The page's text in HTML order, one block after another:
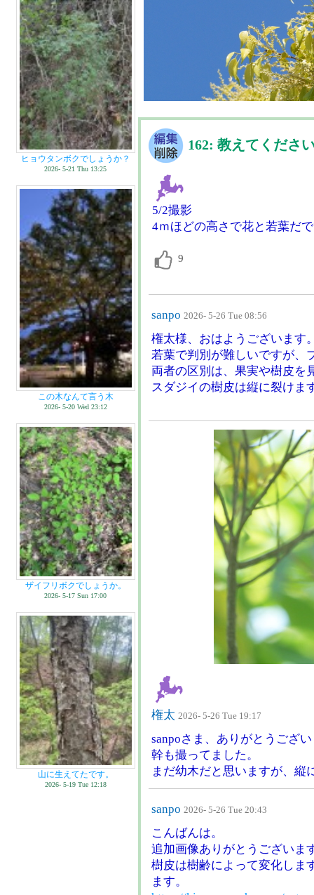
ヒョウタンボクでしょうか？
2026- 5-21 Thu 13:25
この木なんて言う木
2026- 5-20 Wed 23:12
ザイフリボクでしょうか。
2026- 5-17 Sun 17:00
山に生えてたです。
2026- 5-19 Tue 12:18
162: 教えてくださ
5/2撮影
4ｍほどの高さで花と若葉だ
sanpo 2026- 5-26 Tue 08:56
権太様、おはようございます
若葉で判別が難しいですが、
両者の区別は、果実や樹皮を
スダジイの樹皮は縦に裂けま
権太 2026- 5-26 Tue 19:17
sanpoさま、ありがとうござ
幹も撮ってました。
まだ幼木だと思いますが、縦
sanpo 2026- 5-26 Tue 20:43
こんばんは。
追加画像ありがとうございま
樹皮は樹齢によって変化しま
ます。